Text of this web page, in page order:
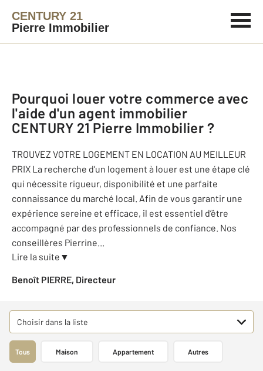
CENTURY 21
Pierre Immobilier
Pourquoi louer votre commerce avec
l'aide d'un agent immobilier
CENTURY 21 Pierre Immobilier ?
TROUVEZ VOTRE LOGEMENT EN LOCATION AU MEILLEUR
PRIX La recherche d’un logement à louer est une étape clé
qui nécessite rigueur, disponibilité et une parfaite
connaissance du marché local. Afin de vous garantir une
expérience sereine et efficace, il est essentiel d’être
accompagné par des professionnels de confiance. Nos
conseillères Pierrine...
Lire la suite ▼
Benoît PIERRE, Directeur
Choisir dans la liste
Tous Maison Appartement Autres